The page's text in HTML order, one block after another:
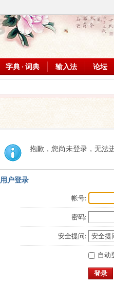
字典 · 词典 输入法 论坛
抱歉，您尚未登录，无法
用户登录
帐号:
密码:
安全提问:
自动
登录